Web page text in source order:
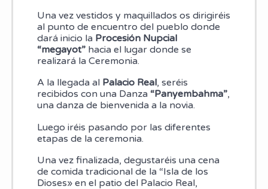
Una vez vestidos y maquillados os dirigiréis
al punto de encuentro del pueblo donde
dará inicio la Procesión Nupcial
“megayot”hacia el lugar donde se
realizará la Ceremonia.
A la llegada al Palacio Real, seréis
recibidos con una Danza “Panyembahma”,
una danza de bienvenida a la novia.
Luego iréis pasando por las diferentes
etapas de la ceremonia.
Una vez finalizada, degustaréis una cena
de comida tradicional de la “Isla de los
Dioses» en el patio del Palacio Real,